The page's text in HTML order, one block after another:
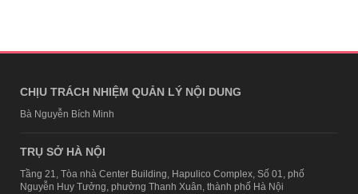
CHỊU TRÁCH NHIỆM QUẢN LÝ NỘI DUNG
Bà Nguyễn Bích Minh
TRỤ SỞ HÀ NỘI
Tầng 21, Tòa nhà Center Building, Hapulico Complex, Số 01, phố
Nguyễn Huy Tưởng, phường Thanh Xuân, thành phố Hà Nội